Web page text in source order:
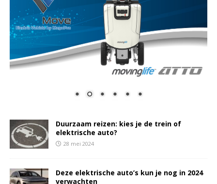
Duurzaam reizen: kies je de trein of
elektrische auto?
28 mei 2024
Deze elektrische auto’s kun je nog in 2024
verwachten